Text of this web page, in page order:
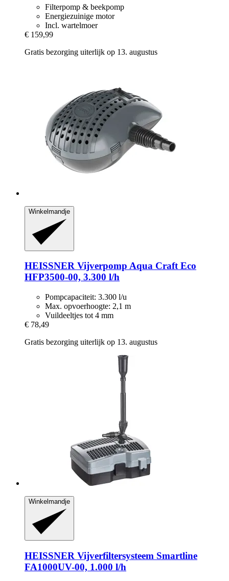
Filterpomp & beekpomp
Energiezuinige motor
Incl. wartelmoer
€ 159,99
Gratis bezorging uiterlijk op 13. augustus
Winkelmandje
HEISSNER Vijverpomp Aqua Craft Eco
HFP3500-​00, 3.300 l/h
Pompcapaciteit: 3.300 l/u
Max. opvoerhoogte: 2,1 m
Vuildeeltjes tot 4 mm
€ 78,49
Gratis bezorging uiterlijk op 13. augustus
Winkelmandje
HEISSNER Vijverfiltersysteem Smartline
FA1000UV-​00, 1.000 l/h